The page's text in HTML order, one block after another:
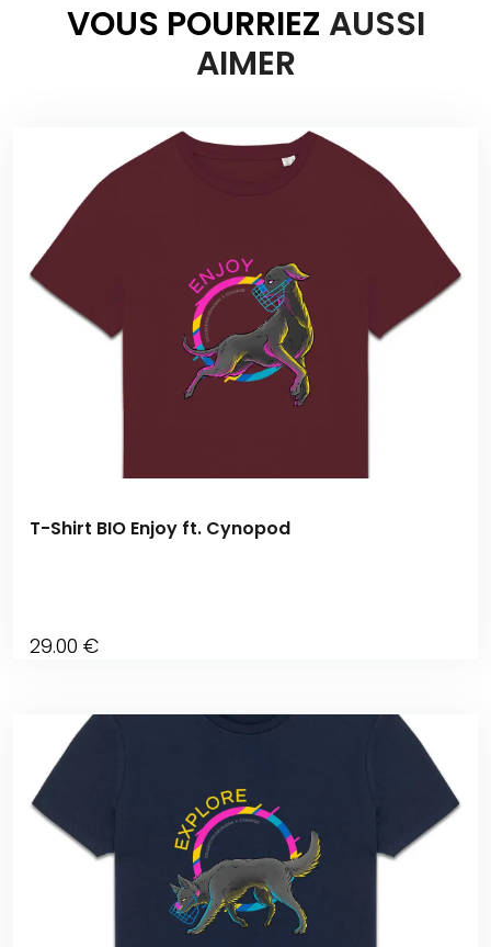
VOUS POURRIEZ AUSSI
AIMER
T-Shirt BIO Enjoy ft. Cynopod
29.00 €